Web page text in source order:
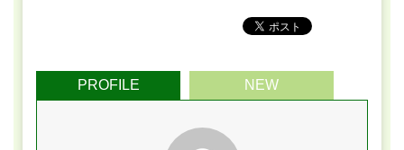
PROFILE NEW